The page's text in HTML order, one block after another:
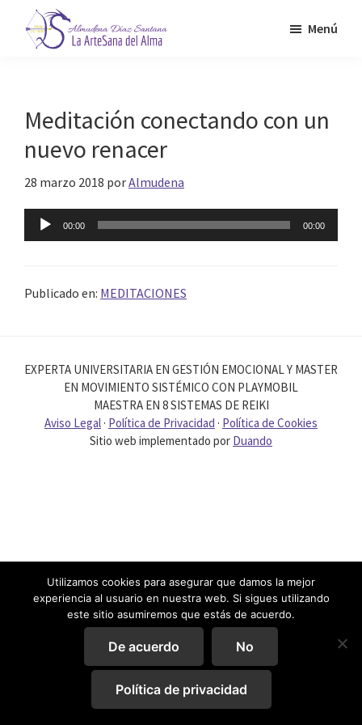
Saltar
del
Alma
Menú
Meditación conectando con un
nuevo renacer
28 marzo 2018 porAlmudena
Reproductor
de
00:00 00:00
Publicado en: MEDITACIONES
EXPERTA UNIVERSITARIA EN GESTIÓN EMOCIONAL Y MASTER
EN MOVIMIENTO SISTÉMICO CON PLAYMOBIL
MAESTRA EN 8 SISTEMAS DE REIKI
Aviso Legal · Política de Privacidad · Política de Cookies
Sitio web implementado por Duando
Utilizamos cookies para asegurar que damos la mejor
experiencia al usuario en nuestra web. Si sigues utilizando
este sitio asumiremos que estás de acuerdo.
De acuerdo No
Política de privacidad